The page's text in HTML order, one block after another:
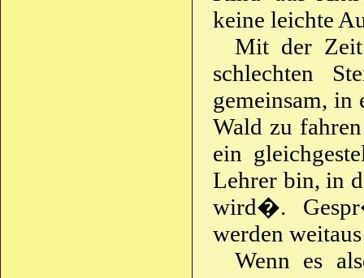
keine leichte
Mit der Zeit
schlechten
gemeinsam, in
Wald zu
ein
Lehrer bin, in
wird�.
werden
Wenn es